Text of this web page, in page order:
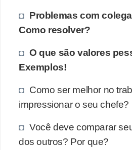
Problemas com
Como resolver?
O que são valores
Exemplos!
Como ser melhor no
impressionar o seu chefe?
Você deve comparar
dos outros? Por que?